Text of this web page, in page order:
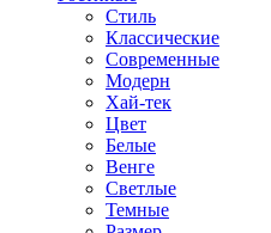
Стиль
Классические
Современные
Модерн
Хай-тек
Цвет
Белые
Венге
Светлые
Темные